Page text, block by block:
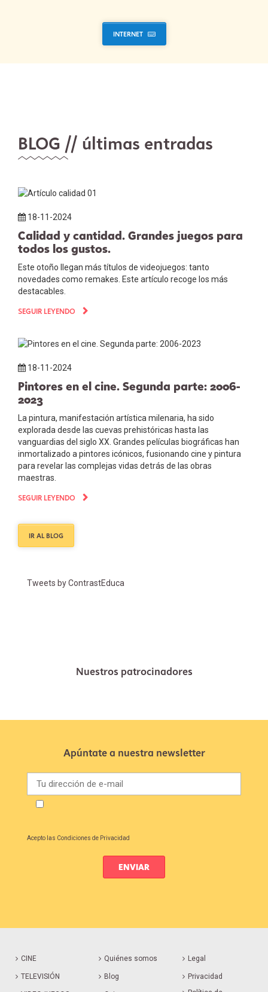
INTERNET
BLOG // últimas entradas
18-11-2024
Calidad y cantidad. Grandes juegos para
todos los gustos.
Este otoño llegan más títulos de videojuegos: tanto
novedades como remakes. Este artículo recoge los más
destacables.
SEGUIR LEYENDO
18-11-2024
Pintores en el cine. Segunda parte: 2006-
2023
La pintura, manifestación artística milenaria, ha sido
explorada desde las cuevas prehistóricas hasta las
vanguardias del siglo XX. Grandes películas biográficas han
inmortalizado a pintores icónicos, fusionando cine y pintura
para revelar las complejas vidas detrás de las obras
maestras.
SEGUIR LEYENDO
IR AL BLOG
Tweets by ContrastEduca
Nuestros patrocinadores
Apúntate a nuestra newsletter
Acepto las Condiciones de Privacidad
CINE
TELEVISIÓN
Quiénes somos
Blog
Legal
Privacidad